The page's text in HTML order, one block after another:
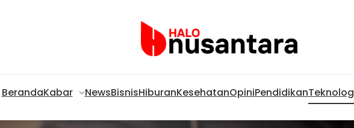
BerandaKabar NewsBisnisHiburanKesehatanOpiniPendidikan